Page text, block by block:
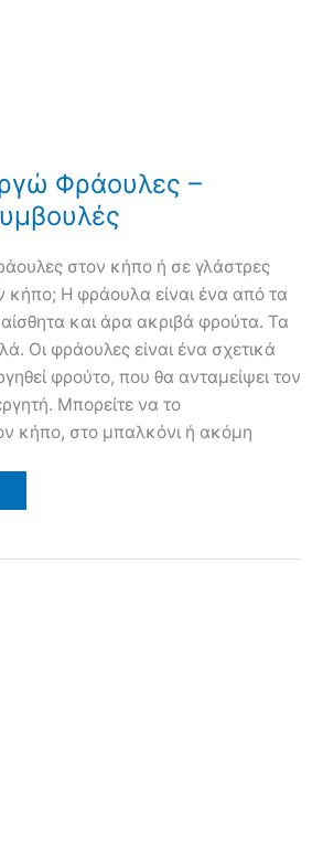
Φράουλες –
στον κήπο ή σε γλάστρες
κήπο; Η φράουλα είναι ένα από τα
και άρα ακριβά φρούτα. Τα
Οι φράουλες είναι ένα σχετικά
φρούτο, που θα ανταμείψει τον
Μπορείτε να το
κήπο, στο μπαλκόνι ή ακόμη